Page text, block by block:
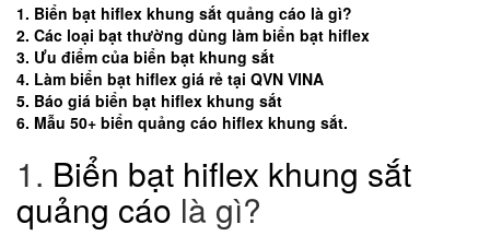
1. Biển bạt hiflex khung sắt quảng cáo là gì?
2. Các loại bạt thường dùng làm biển bạt hiflex
3. Ưu điểm của biển bạt khung sắt
4. Làm biển bạt hiflex giá rẻ tại QVN VINA
5. Báo giá biển bạt hiflex khung sắt
6. Mẫu 50+ biển quảng cáo hiflex khung sắt.
1. Biển bạt hiflex khung sắt
quảng cáo là gì?